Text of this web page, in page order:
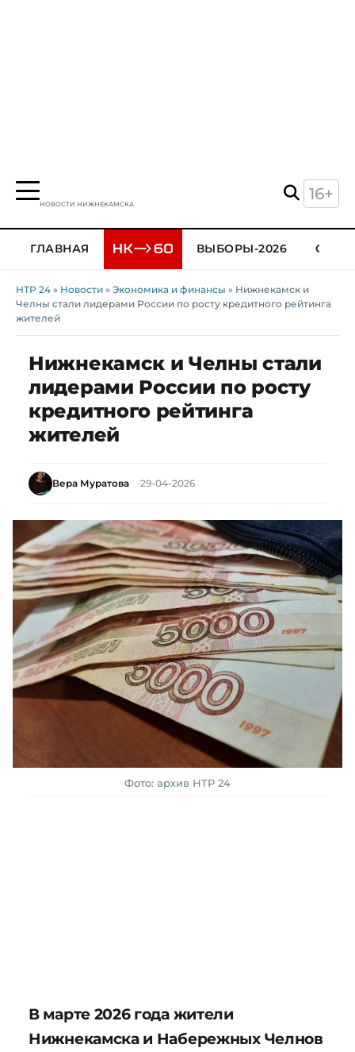
НОВОСТИ НИЖНЕКАМСКА
16+
ГЛАВНАЯ ВЫБОРЫ-2026
НТР 24 » Новости » Экономика и финансы » Нижнекамск и
Челны стали лидерами России по росту кредитного рейтинга
жителей
Нижнекамск и Челны стали
лидерами России по росту
кредитного рейтинга
жителей
Вера Муратова 29-04-2026
Фото: архив НТР 24
В марте 2026 года жители
Нижнекамска и Набережных Челнов